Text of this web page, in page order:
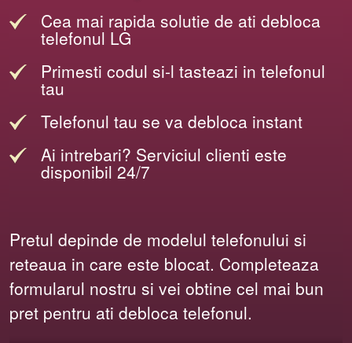
Cea mai rapida solutie de ati debloca
telefonul LG
Primesti codul si-l tasteazi in telefonul
tau
Telefonul tau se va debloca instant
Ai intrebari? Serviciul clienti este
disponibil 24/7
Pretul depinde de modelul telefonului si
reteaua in care este blocat. Completeaza
formularul nostru si vei obtine cel mai bun
pret pentru ati debloca telefonul.